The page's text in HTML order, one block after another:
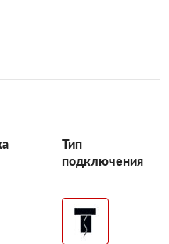
Тип
подключения